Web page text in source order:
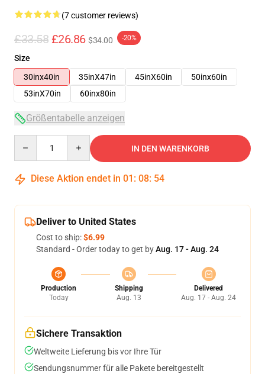
(7 customer reviews)
£33.58 £26.86 $34.00 -20%
Size
30inx40in
35inX47in 45inX60in
50inx60in
53inX70in
60inx80in
Größentabelle anzeigen
IN DEN WARENKORB
Diese Aktion endet in 01 : 08: 54
Deliver to United States
Cost to ship:$6.99
Standard - Order today to get byAug. 17 - Aug. 24
Production
Today
Shipping
Aug. 13
Delivered
Aug. 17 - Aug. 24
Sichere Transaktion
Weltweite Lieferung bis vor Ihre Tür
Sendungsnummer für alle Pakete bereitgestellt